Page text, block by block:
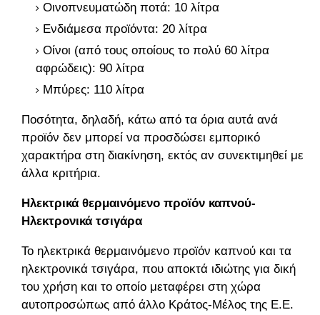
Οινοπνευματώδη ποτά: 10 λίτρα
Ενδιάμεσα προϊόντα: 20 λίτρα
Οίνοι (από τους οποίους το πολύ 60 λίτρα
αφρώδεις): 90 λίτρα
Μπύρες: 110 λίτρα
Ποσότητα, δηλαδή, κάτω από τα όρια αυτά ανά
προϊόν δεν μπορεί να προσδώσει εμπορικό
χαρακτήρα στη διακίνηση, εκτός αν συνεκτιμηθεί με
άλλα κριτήρια.
Ηλεκτρικά θερμαινόμενο προϊόν καπνού-
Ηλεκτρονικά τσιγάρα
Το ηλεκτρικά θερμαινόμενο προϊόν καπνού και τα
ηλεκτρονικά τσιγάρα, που αποκτά ιδιώτης για δική
του χρήση και το οποίο μεταφέρει στη χώρα
αυτοπροσώπως από άλλο Κράτος-Μέλος της Ε.Ε.